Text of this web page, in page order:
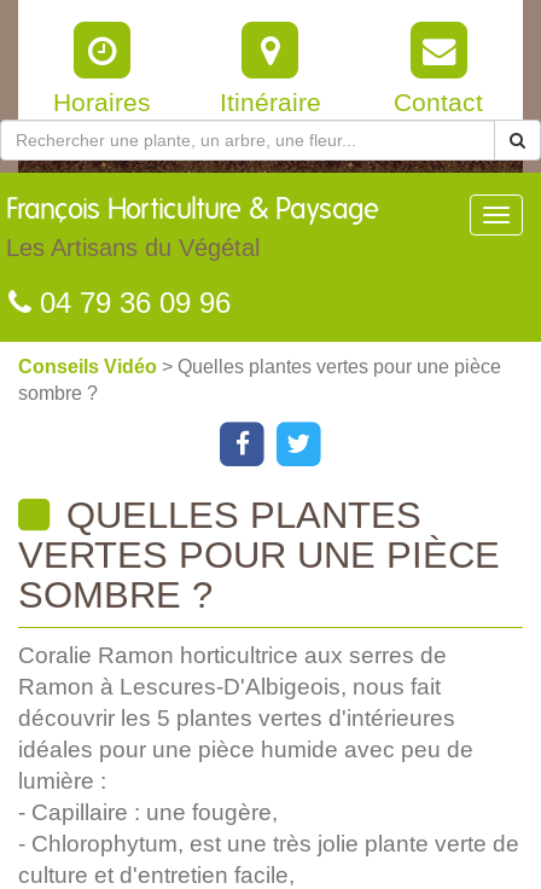
Horaires Itinéraire Contact
François Horticulture & Paysage
Les Artisans du Végétal
04 79 36 09 96
Conseils Vidéo > Quelles plantes vertes pour une pièce
sombre ?
QUELLES PLANTES
VERTES POUR UNE PIÈCE
SOMBRE ?
Coralie Ramon horticultrice aux serres de
Ramon à Lescures-D'Albigeois, nous fait
découvrir les 5 plantes vertes d'intérieures
idéales pour une pièce humide avec peu de
lumière :
- Capillaire : une fougère,
- Chlorophytum, est une très jolie plante verte de
culture et d'entretien facile,